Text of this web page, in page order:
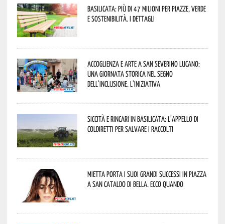
Basilicata: più di 47 milioni per piazze, verde
e sostenibilità. I dettagli
Accoglienza e arte a San Severino Lucano:
una giornata storica nel segno
dell’inclusione. L’iniziativa
Siccità e rincari in Basilicata: l’appello di
Coldiretti per salvare i raccolti
Mietta porta i suoi grandi successi in piazza
a San Cataldo di Bella. Ecco quando